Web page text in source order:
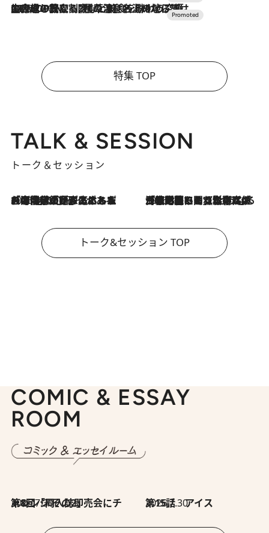
2026.7.10
NEW OPEN！【界 草津】名湯の地に誕生。趣の異なる2種の温泉と上州ならではの会席・蕎麦割烹など美食を味わう究極の癒やし旅
特集 TOP
TALK & SESSION
トーク＆セッション
2026.8.3
「今後値上げがあるとすれば…」「リスクがあるのは今年の冬」エネルギー専門家が語る、ホルムズ海峡封鎖が家庭にもたらす“ある心配” 2026.8.3
「住宅建てられない…」「サーチャージ料の高値が続いている」ホルムズ海峡封鎖による影響はいつまで続く？《エネルギー専門家に聞く“どうなる日本の暮らし”》
トーク&セッション TOP
COMIC & ESSAY
ROOM
2026.7.30
第8回「同人誌即売会にチャレンジ その2」 2026.7.30
第15話 アイス